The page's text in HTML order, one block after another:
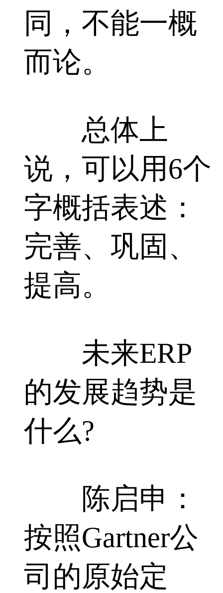
同，不能一概
而论。
总体上
说，可以用6个
字概括表述：
完善、巩固、
提高。
未来ERP
的发展趋势是
什么?
陈启申：
按照Gartner公
司的原始定